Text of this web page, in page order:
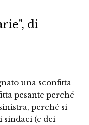
di
una sconfitta
pesante perché
perché si
sindaci (e dei